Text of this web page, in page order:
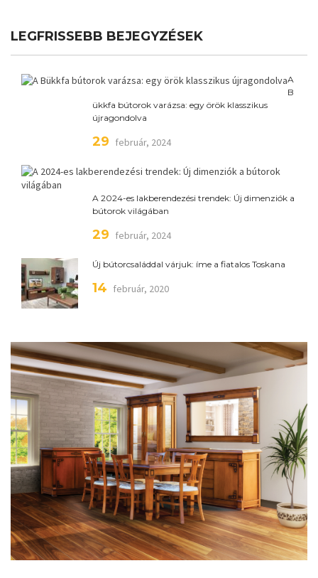
LEGFRISSEBB BEJEGYZÉSEK
A
B
ükkfa bútorok varázsa: egy örök klasszikus
újragondolva
29 február, 2024
A 2024-es lakberendezési trendek: Új dimenziók a
bútorok világában
29 február, 2024
Új bútorcsaláddal várjuk: íme a fiatalos Toskana
14 február, 2020